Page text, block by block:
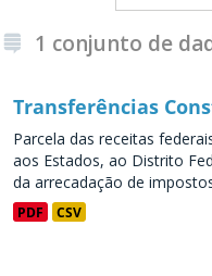
1 conjunto de
Transferências
Parcela das receitas
aos Estados, ao Distrito
da arrecadação de
PDF CSV